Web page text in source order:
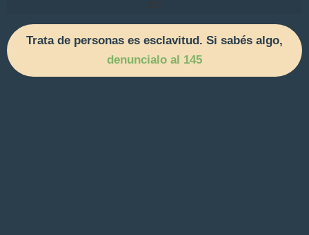
Trata de personas es esclavitud. Si sabés algo,
denuncialo al 145